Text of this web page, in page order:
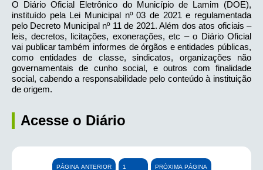
O Diário Oficial Eletrônico do Município de Lamim (DOE),
instituído pela Lei Municipal nº 03 de 2021 e regulamentada
pelo Decreto Municipal nº 11 de 2021. Além dos atos oficiais –
leis, decretos, licitações, exonerações, etc – o Diário Oficial
vai publicar também informes de órgãos e entidades públicas,
como entidades de classe, sindicatos, organizações não
governamentais de cunho social, e outros com finalidade
social, cabendo a responsabilidade pelo conteúdo à instituição
de origem.
Acesse o Diário
PÁGINA ANTERIOR PRÓXIMA PÁGINA